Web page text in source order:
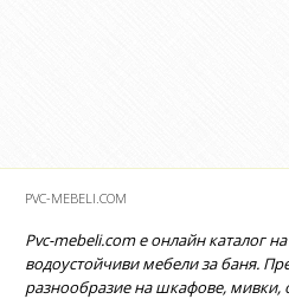
PVC-MEBELI.COM
Pvc-mebeli.com е онлайн каталог
водоустойчиви мебели за баня.
разнообразие на шкафове, мивки,